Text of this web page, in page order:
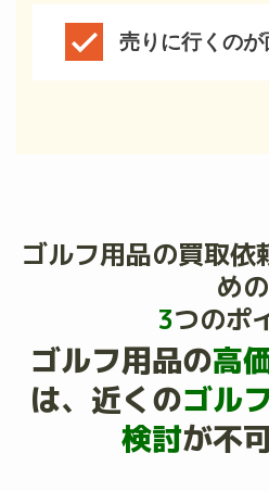
売りに行くのが
ゴルフ用品の買取依
めの
3つのポ
ゴルフ用品の高
は、 近くのゴル
検討が不